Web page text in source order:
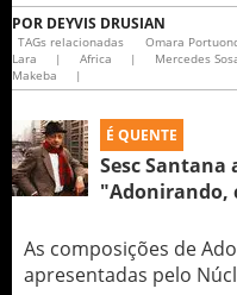
POR DEYVIS DRUSIAN
TAGs relacionadas Omara
Lara
| Africa | Mercedes
Makeba
|
É QUENTE
Sesc
"Adonirando,
As composições de
apresentadas pelo